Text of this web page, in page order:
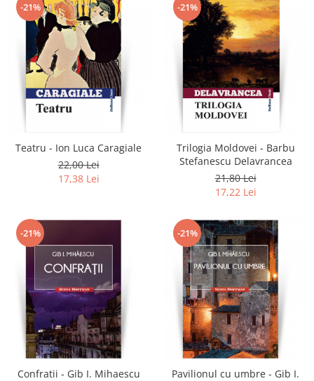
-21%
Teatru - Ion Luca Caragiale
22,00 Lei
17,38 Lei
-21%
Trilogia Moldovei - Barbu
Stefanescu Delavrancea
21,80 Lei
17,22 Lei
-21%
Confratii - Gib I. Mihaescu
-21%
Pavilionul cu umbre - Gib I.